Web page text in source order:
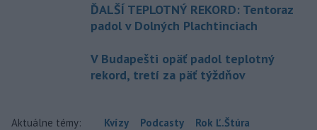
ĎALŠÍ TEPLOTNÝ REKORD: Tentoraz
padol v Dolných Plachtinciach
V Budapešti opäť padol teplotný
rekord, tretí za päť týždňov
Aktuálne témy: Kvízy Podcasty Rok Ľ.Štúra